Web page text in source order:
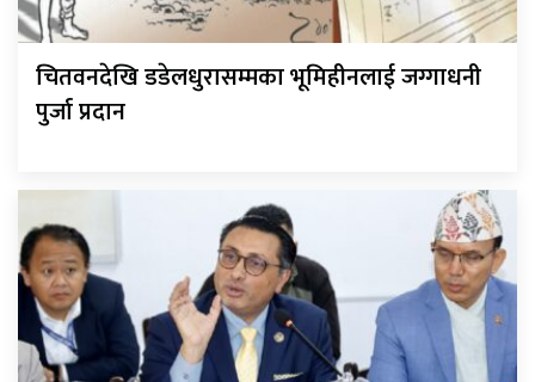
चितवनदेखि डडेलधुरासम्मका भूमिहीनलाई जग्गाधनी
पुर्जा प्रदान